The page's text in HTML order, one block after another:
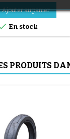
(1 avis)
Ajouter au panier
En stock
PRODUITS